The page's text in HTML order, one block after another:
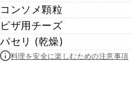
コンソメ顆粒
ピザ用チーズ
パセリ (乾燥)
料理を安全に楽しむための注意事項